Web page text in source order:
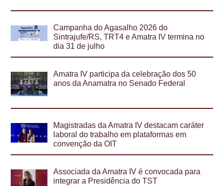
Campanha do Agasalho 2026 do
Sintrajufe/RS, TRT4 e Amatra IV termina no
dia 31 de julho
Amatra IV participa da celebração dos 50
anos da Anamatra no Senado Federal
Magistradas da Amatra IV destacam caráter
laboral do trabalho em plataformas em
convenção da OIT
Associada da Amatra IV é convocada para
integrar a Presidência do TST